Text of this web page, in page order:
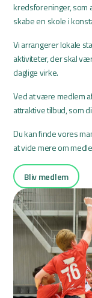
kredsforeninger, som
skabe en skole i
Vi arrangerer lokale
aktiviteter, der skal
daglige virke.
Ved at være medlem
attraktive tilbud, som
Du kan finde vores
at vide mere om
Bliv medlem